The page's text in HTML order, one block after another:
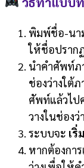
พิมพ์ชื่อ-นา
ให้ชื่อปราก
นำคำศัพท์ภ
ช่องว่างใต้
ศัพท์แล้วไป
วางในช่องว่
ระบบจะ เริ่
หากต้องกา